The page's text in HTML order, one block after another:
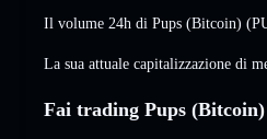
Il volume 24h di Pups (Bitcoin)
La sua attuale capitalizzazione di
Fai trading Pups